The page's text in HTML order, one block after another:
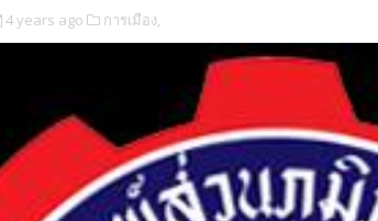
4 years ago การเมือง,